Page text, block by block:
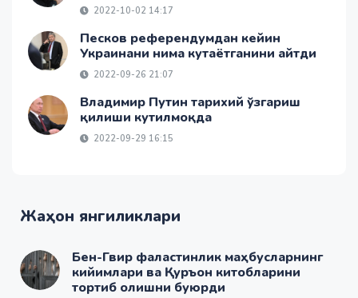
2022-10-02 14:17
Песков референдумдан кейин
Украинани нима кутаётганини айтди
2022-09-26 21:07
Владимир Путин тарихий ўзгариш
қилиши кутилмоқда
2022-09-29 16:15
Жаҳон янгиликлари
Бен-Гвир фаластинлик маҳбусларнинг
кийимлари ва Қуръон китобларини
тортиб олишни буюрди